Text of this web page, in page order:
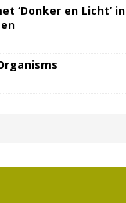
‘Donker en Licht’ in